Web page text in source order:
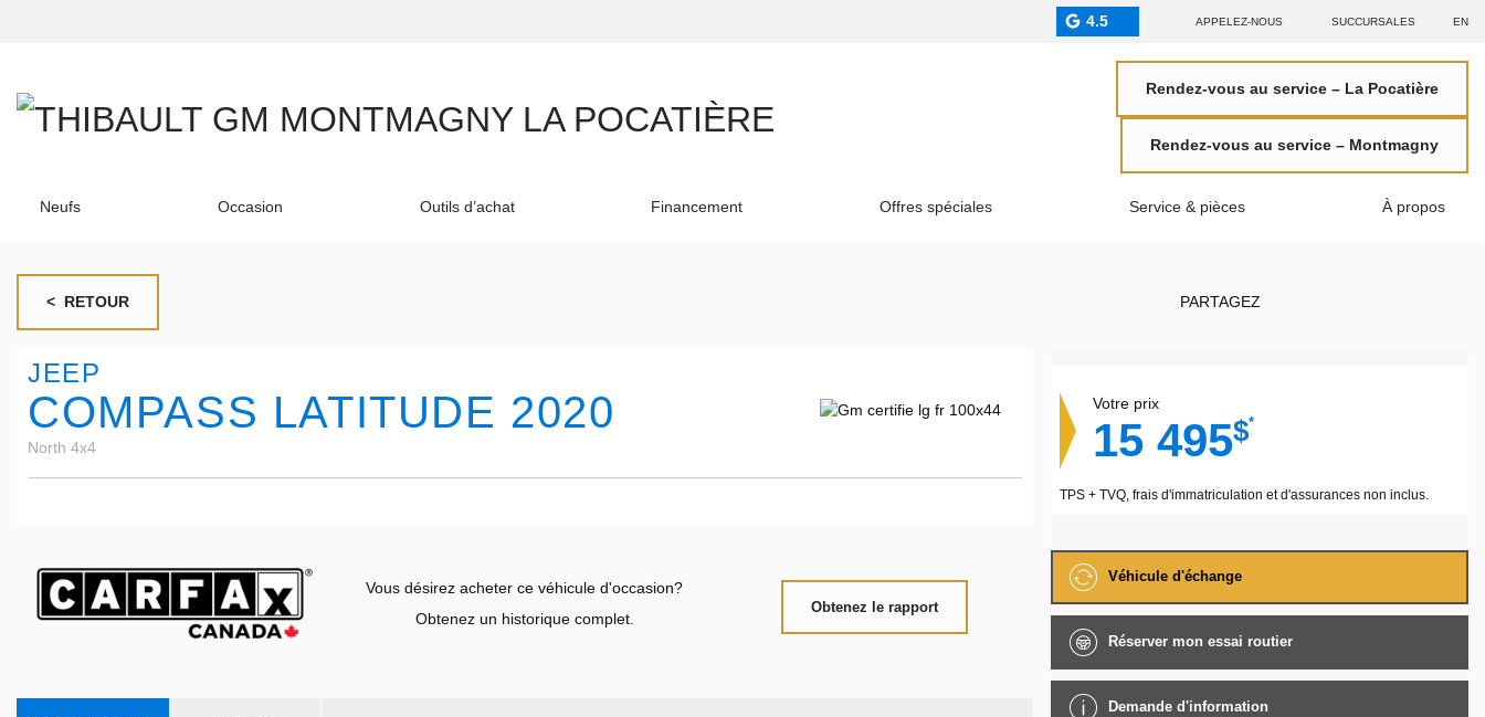
4.5 APPELEZ-NOUS SUCCURSALES EN
Rendez-vous au service – La Pocatière
Rendez-vous au service – Montmagny
Neufs Occasion Outils d’achat Financement Offres spéciales Service & pièces À propos
< RETOUR PARTAGEZ
JEEP
COMPASS LATITUDE 2020
North 4x4
Vous désirez acheter ce véhicule d'occasion?
Obtenez un historique complet.
Obtenez le rapport
Votre prix
15 495$*
TPS + TVQ, frais d'immatriculation et d'assurances non inclus.
Véhicule d'échange
Réserver mon essai routier
Demande d'information